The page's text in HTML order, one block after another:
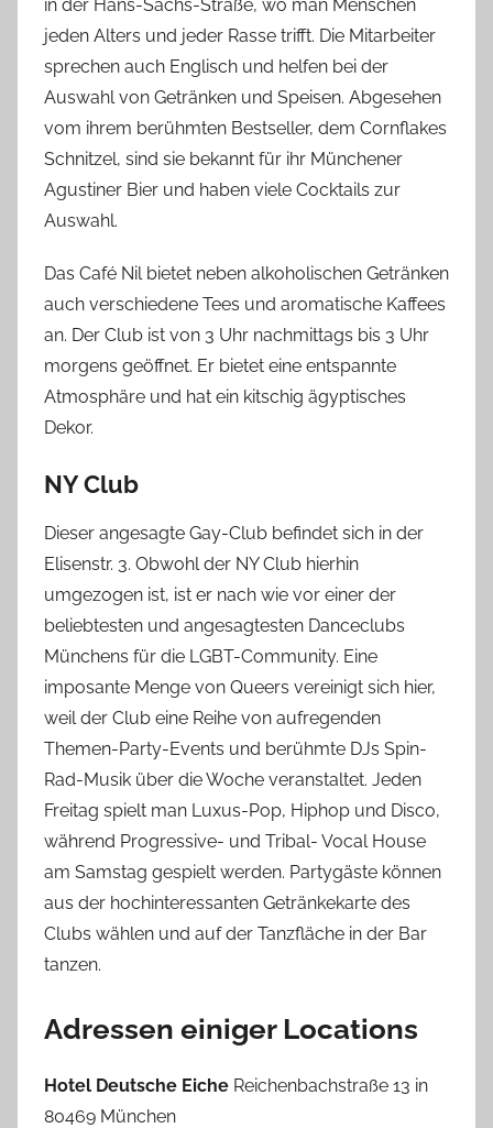
in der Hans-Sachs-Straße, wo man Menschen
jeden Alters und jeder Rasse trifft. Die Mitarbeiter
sprechen auch Englisch und helfen bei der
Auswahl von Getränken und Speisen. Abgesehen
vom ihrem berühmten Bestseller, dem Cornflakes
Schnitzel, sind sie bekannt für ihr Münchener
Agustiner Bier und haben viele Cocktails zur
Auswahl.
Das Café Nil bietet neben alkoholischen Getränken
auch verschiedene Tees und aromatische Kaffees
an. Der Club ist von 3 Uhr nachmittags bis 3 Uhr
morgens geöffnet. Er bietet eine entspannte
Atmosphäre und hat ein kitschig ägyptisches
Dekor.
NY Club
Dieser angesagte Gay-Club befindet sich in der
Elisenstr. 3. Obwohl der NY Club hierhin
umgezogen ist, ist er nach wie vor einer der
beliebtesten und angesagtesten Danceclubs
Münchens für die LGBT-Community. Eine
imposante Menge von Queers vereinigt sich hier,
weil der Club eine Reihe von aufregenden
Themen-Party-Events und berühmte DJs Spin-
Rad-Musik über die Woche veranstaltet. Jeden
Freitag spielt man Luxus-Pop, Hiphop und Disco,
während Progressive- und Tribal- Vocal House
am Samstag gespielt werden. Partygäste können
aus der hochinteressanten Getränkekarte des
Clubs wählen und auf der Tanzfläche in der Bar
tanzen.
Adressen einiger Locations
Hotel Deutsche Eiche Reichenbachstraße 13 in
80469 München